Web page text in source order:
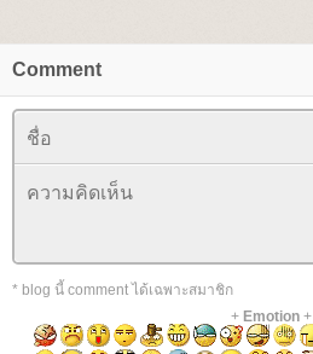
Comment
* blog นี้ comment ได้เฉพาะสมาชิก
+ Emotion+